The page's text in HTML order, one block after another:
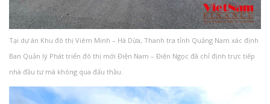
Tại dự án Khu đô thị Viêm Minh – Hà Dừa, Thanh tra tỉnh Quảng Nam xác định
Ban Quản lý Phát triển đô thị mới Điện Nam – Điện Ngọc đã chỉ định trực tiếp
nhà đầu tư mà không qua đấu thầu.